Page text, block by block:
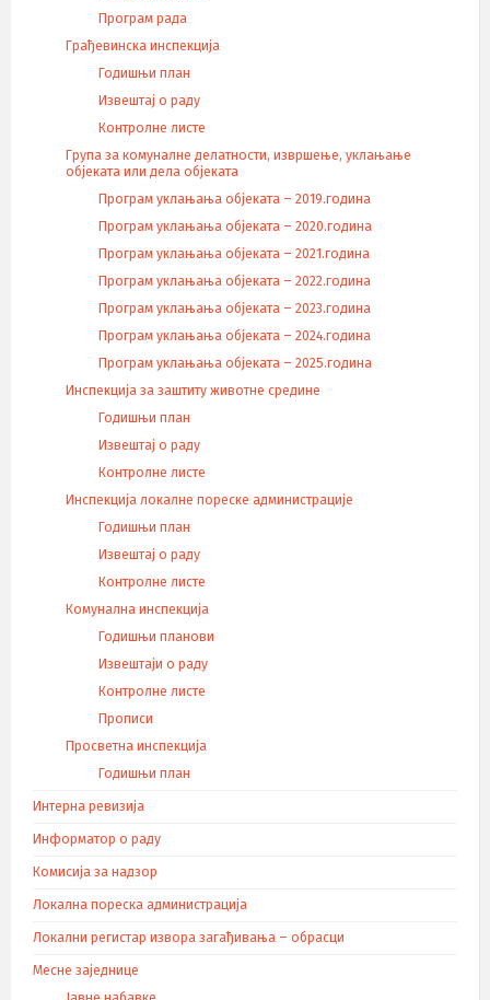
Програм рада
Грађевинска инспекција
Годишњи план
Извештај о раду
Контролне листе
Група за комуналне делатности, извршење, уклањање
објеката или дела објеката
Програм уклањања објеката – 2019.година
Програм уклањања објеката – 2020.година
Програм уклањања објеката – 2021.година
Програм уклањања објеката – 2022.година
Програм уклањања објеката – 2023.година
Програм уклањања објеката – 2024.година
Програм уклањања објеката – 2025.година
Инспекција за заштиту животне средине
Годишњи план
Извештај о раду
Контролне листе
Инспекција локалне пореске администрације
Годишњи план
Извештај о раду
Контролне листе
Комунална инспекција
Годишњи планови
Извештаји о раду
Контролне листе
Прописи
Просветна инспекција
Годишњи план
Интерна ревизија
Информатор о раду
Комисија за надзор
Локална пореска администрација
Локални регистар извора загађивања – обрасци
Месне заједнице